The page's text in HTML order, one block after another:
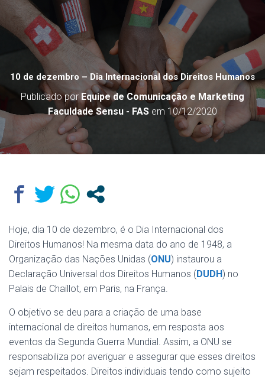
10 de dezembro – Dia Internacional dos Direitos Humanos
Publicado por Equipe de Comunicação e Marketing
Faculdade Sensu - FAS em 10/12/2020
Hoje, dia 10 de dezembro, é o Dia Internacional dos
Direitos Humanos! Na mesma data do ano de 1948, a
Organização das Nações Unidas (ONU) instaurou a
Declaração Universal dos Direitos Humanos (DUDH) no
Palais de Chaillot, em Paris, na França.
O objetivo se deu para a criação de uma base
internacional de direitos humanos, em resposta aos
eventos da Segunda Guerra Mundial. Assim, a ONU se
responsabiliza por averiguar e assegurar que esses direitos
sejam respeitados. Direitos individuais tendo como sujeito